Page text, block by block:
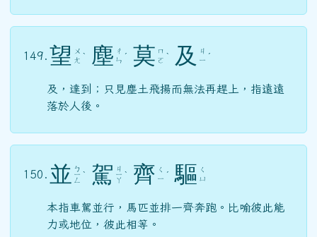
149. 望
ㄨ
ㄤ ˋ 塵 ㄔ
ㄣ ˊ 莫 ㄇ
ㄛ ˋ 及
ㄐ
ㄧ ˊ
及，達到；只見塵土飛揚而無法再趕上，指遠遠
落於人後。
150. 並 ㄅ
ㄧ
ㄥ
ˋ 駕 ㄐ
ㄧ
ㄚ
ˋ 齊 ㄑ
ㄧ ˊ 驅 ㄑ
ㄩ
本指車駕並行，馬匹並排一齊奔跑。比喻彼此能
力或地位，彼此相等。